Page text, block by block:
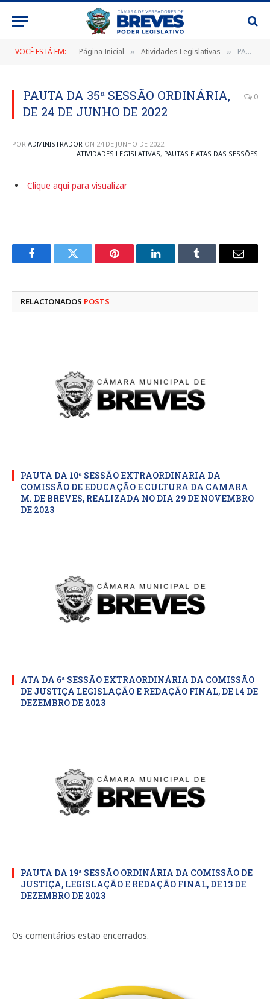
VOCÊ ESTÁ EM: Página Inicial » Atividades Legislativas » PAUTA DA 35ª SESSÃO ORDINÁRIA, DE 24 DE JUNHO DE 2022
PAUTA DA 35ª SESSÃO ORDINÁRIA,
DE 24 DE JUNHO DE 2022
0
POR ADMINISTRADOR ON 24 DE JUNHO DE 2022
ATIVIDADES LEGISLATIVAS, PAUTAS E ATAS DAS SESSÕES
Clique aqui para visualizar
FacebookTwitter Pinterest LinkedInTumblr
E-
RELACIONADOS POSTS
PAUTA DA 10ª SESSÃO EXTRAORDINARIA DA
COMISSÃO DE EDUCAÇÃO E CULTURA DA CAMARA
M. DE BREVES, REALIZADA NO DIA 29 DE NOVEMBRO
DE 2023
ATA DA 6ª SESSÃO EXTRAORDINÁRIA DA COMISSÃO
DE JUSTIÇA LEGISLAÇÃO E REDAÇÃO FINAL, DE 14 DE
DEZEMBRO DE 2023
PAUTA DA 19ª SESSÃO ORDINÁRIA DA COMISSÃO DE
JUSTIÇA, LEGISLAÇÃO E REDAÇÃO FINAL, DE 13 DE
DEZEMBRO DE 2023
Os comentários estão encerrados.